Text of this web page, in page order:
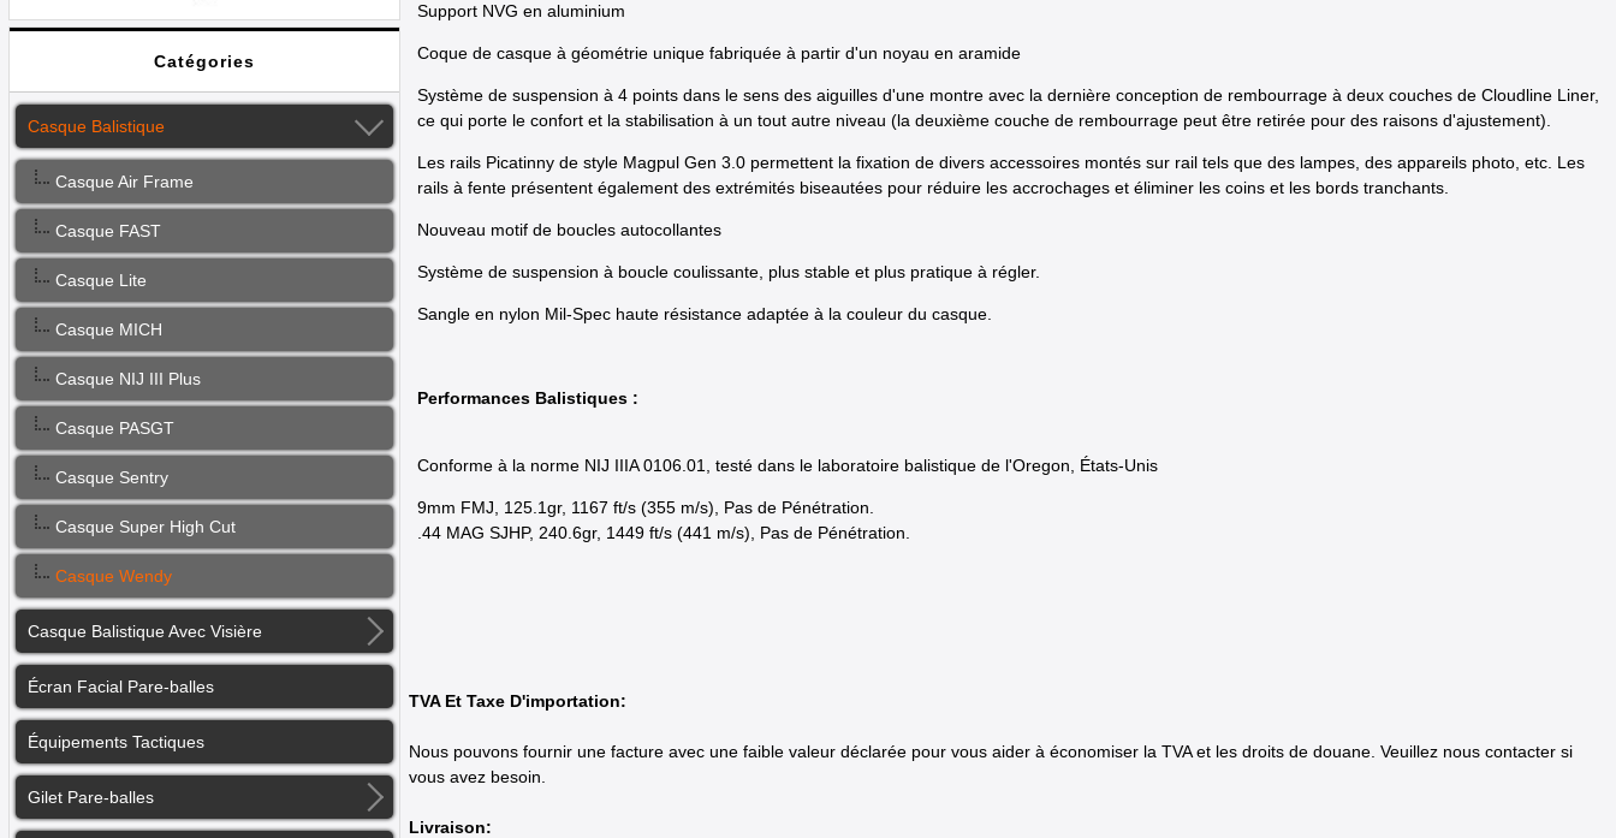
Catégories
Casque Balistique
Casque Air Frame
Casque FAST
Casque Lite
Casque MICH
Casque NIJ III Plus
Casque PASGT
Casque Sentry
Casque Super High Cut
Casque Wendy
Casque Balistique Avec Visière
Écran Facial Pare-balles
Équipements Tactiques
Gilet Pare-balles
Support NVG en aluminium
Coque de casque à géométrie unique fabriquée à partir d'un noyau en aramide
Système de suspension à 4 points dans le sens des aiguilles d'une montre avec la dernière conception de rembourrage à deux couches de Cloudline Liner,
ce qui porte le confort et la stabilisation à un tout autre niveau (la deuxième couche de rembourrage peut être retirée pour des raisons d'ajustement).
Les rails Picatinny de style Magpul Gen 3.0 permettent la fixation de divers accessoires montés sur rail tels que des lampes, des appareils photo, etc. Les
rails à fente présentent également des extrémités biseautées pour réduire les accrochages et éliminer les coins et les bords tranchants.
Nouveau motif de boucles autocollantes
Système de suspension à boucle coulissante, plus stable et plus pratique à régler.
Sangle en nylon Mil-Spec haute résistance adaptée à la couleur du casque.
Performances Balistiques :
Conforme à la norme NIJ IIIA 0106.01, testé dans le laboratoire balistique de l'Oregon, États-Unis
9mm FMJ, 125.1gr, 1167 ft/s (355 m/s), Pas de Pénétration.
.44 MAG SJHP, 240.6gr, 1449 ft/s (441 m/s), Pas de Pénétration.
TVA Et Taxe D'importation:
Nous pouvons fournir une facture avec une faible valeur déclarée pour vous aider à économiser la TVA et les droits de douane. Veuillez nous contacter si
vous avez besoin.
Livraison: